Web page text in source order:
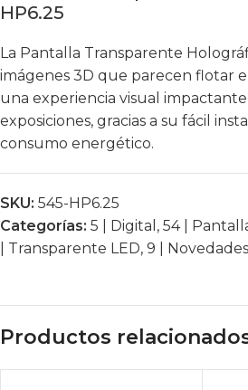
HP6.25
La Pantalla Transparente
imágenes 3D que parecen flotar
una experiencia visual
exposiciones, gracias a su fácil
consumo energético.
SKU: 545-HP6.25
Categorías: 5 | Digital , 54 |
| Transparente LED, 9 | Novedades
Productos